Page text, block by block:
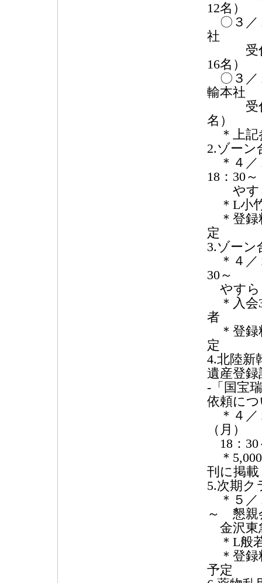
12名）
〇３／
社
受付
16名）
〇３／
輸本社
受付
名）
＊上
2.ゾーン
＊４／
18：30
やす
＊L小
＊登録
定
3.ゾーン
＊４／
30～
やすら
＊入会
者
＊登録
定
4.北陸新
遺産登録
-「国宝
依頼に
＊４／
（月）
18：30
＊
刊に掲載
5.次期
＊５／
～ 懇親
金沢東
＊L般
＊登録
予定